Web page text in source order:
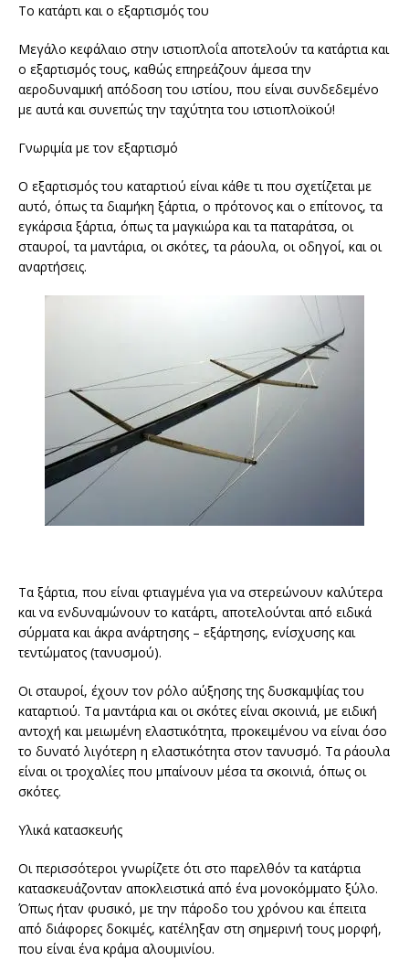
Το κατάρτι και ο εξαρτισμός του
Μεγάλο κεφάλαιο στην ιστιοπλοΐα αποτελούν τα κατάρτια και
ο εξαρτισμός τους, καθώς επηρεάζουν άμεσα την
αεροδυναμική απόδοση του ιστίου, που είναι συνδεδεμένο
με αυτά και συνεπώς την ταχύτητα του ιστιοπλοϊκού!
Γνωριμία με τον εξαρτισμό
Ο εξαρτισμός του καταρτιού είναι κάθε τι που σχετίζεται με
αυτό, όπως τα διαμήκη ξάρτια, ο πρότονος και ο επίτονος, τα
εγκάρσια ξάρτια, όπως τα μαγκιώρα και τα παταράτσα, οι
σταυροί, τα μαντάρια, οι σκότες, τα ράουλα, οι οδηγοί, και οι
αναρτήσεις.
Τα ξάρτια, που είναι φτιαγμένα για να στερεώνουν καλύτερα
και να ενδυναμώνουν το κατάρτι, αποτελούνται από ειδικά
σύρματα και άκρα ανάρτησης – εξάρτησης, ενίσχυσης και
τεντώματος (τανυσμού).
Οι σταυροί, έχουν τον ρόλο αύξησης της δυσκαμψίας του
καταρτιού. Τα μαντάρια και οι σκότες είναι σκοινιά, με ειδική
αντοχή και μειωμένη ελαστικότητα, προκειμένου να είναι όσο
το δυνατό λιγότερη η ελαστικότητα στον τανυσμό. Τα ράουλα
είναι οι τροχαλίες που μπαίνουν μέσα τα σκοινιά, όπως οι
σκότες.
Υλικά κατασκευής
Οι περισσότεροι γνωρίζετε ότι στο παρελθόν τα κατάρτια
κατασκευάζονταν αποκλειστικά από ένα μονοκόμματο ξύλο.
Όπως ήταν φυσικό, με την πάροδο του χρόνου και έπειτα
από διάφορες δοκιμές, κατέληξαν στη σημερινή τους μορφή,
που είναι ένα κράμα αλουμινίου.